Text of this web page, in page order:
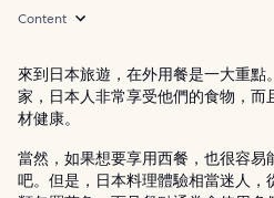
Content
來到日本旅遊，在外用餐是一大重點
家，日本人非常享受他們的食物，而
材健康。
當然，如果想要享用西餐，也很容易
吧。但是，日本料理體驗相當迷人